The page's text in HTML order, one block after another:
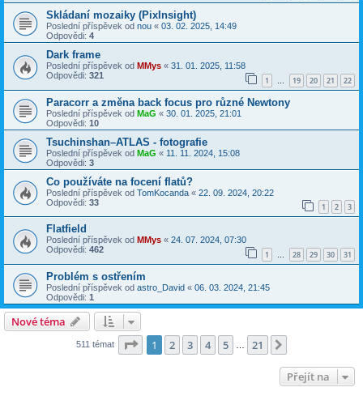
Skládaní mozaiky (PixInsight)
Poslední příspěvek od nou « 03. 02. 2025, 14:49
Odpovědi: 4
Dark frame
Poslední příspěvek od MMys « 31. 01. 2025, 11:58
Odpovědi: 321 1 … 19 20 21 22
Paracorr a změna back focus pro různé Newtony
Poslední příspěvek od MaG « 30. 01. 2025, 21:01
Odpovědi: 10
Tsuchinshan–ATLAS - fotografie
Poslední příspěvek od MaG « 11. 11. 2024, 15:08
Odpovědi: 3
Co používáte na focení flatů?
Poslední příspěvek od TomKocanda « 22. 09. 2024, 20:22
Odpovědi: 33 1 2 3
Flatfield
Poslední příspěvek od MMys « 24. 07. 2024, 07:30
Odpovědi: 462 1 … 28 29 30 31
Problém s ostřením
Poslední příspěvek od astro_David « 06. 03. 2024, 21:45
Odpovědi: 1
Nové téma
511 témat Stránka z 21
1 2 3 4 5 21
Přejít na